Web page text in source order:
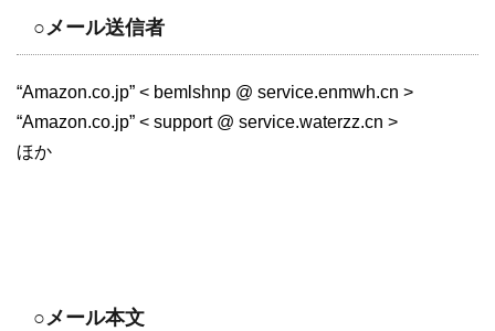
○メール送信者
“Amazon.co.jp” < bemlshnp @ service.enmwh.cn >
“Amazon.co.jp” < support @ service.waterzz.cn >
ほか
○メール本文